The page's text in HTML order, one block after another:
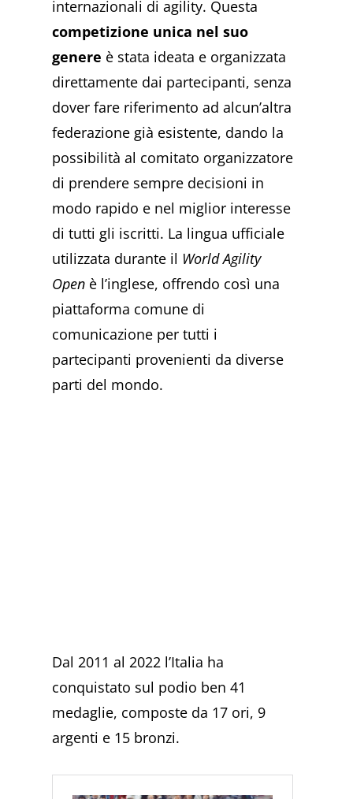
internazionali di agility. Questa
competizione unica nel suo
genere è stata ideata e organizzata
direttamente dai partecipanti, senza
dover fare riferimento ad alcun’altra
federazione già esistente, dando la
possibilità al comitato organizzatore
di prendere sempre decisioni in
modo rapido e nel miglior interesse
di tutti gli iscritti. La lingua ufficiale
utilizzata durante il World Agility
Open è l’inglese, offrendo così una
piattaforma comune di
comunicazione per tutti i
partecipanti provenienti da diverse
parti del mondo.
Dal 2011 al 2022 l’Italia ha
conquistato sul podio ben 41
medaglie, composte da 17 ori, 9
argenti e 15 bronzi.